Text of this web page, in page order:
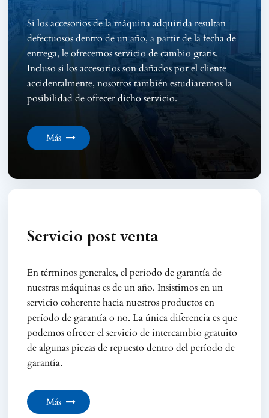
Si los accesorios de la máquina adquirida resultan
defectuosos dentro de un año, a partir de la fecha de
entrega, le ofrecemos servicio de cambio gratis.
Incluso si los accesorios son dañados por el cliente
accidentalmente, nosotros también estudiaremos la
posibilidad de ofrecer dicho servicio.
Más
Servicio post venta
En términos generales, el período de garantía de
nuestras máquinas es de un año. Insistimos en un
servicio coherente hacia nuestros productos en
período de garantía o no. La única diferencia es que
podemos ofrecer el servicio de intercambio gratuito
de algunas piezas de repuesto dentro del período de
garantía.
Más